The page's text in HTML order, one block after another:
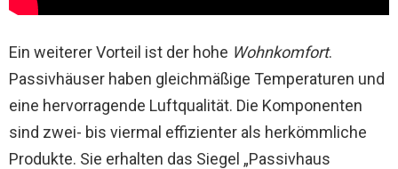
Ein weiterer Vorteil ist der hohe Wohnkomfort.
Passivhäuser haben gleichmäßige Temperaturen und
eine hervorragende Luftqualität. Die Komponenten
sind zwei- bis viermal effizienter als herkömmliche
Produkte. Sie erhalten das Siegel „Passivhaus